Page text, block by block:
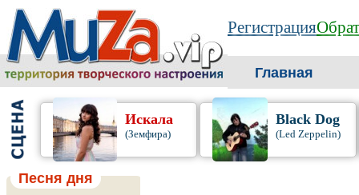
Регистрация
Главная
Искала
(Земфира)
Black Dog
(Led Zeppelin)
Песня дня